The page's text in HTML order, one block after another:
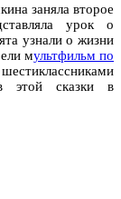
заняла второе
урок о
узнали о жизни
мультфильм по
этой сказки в